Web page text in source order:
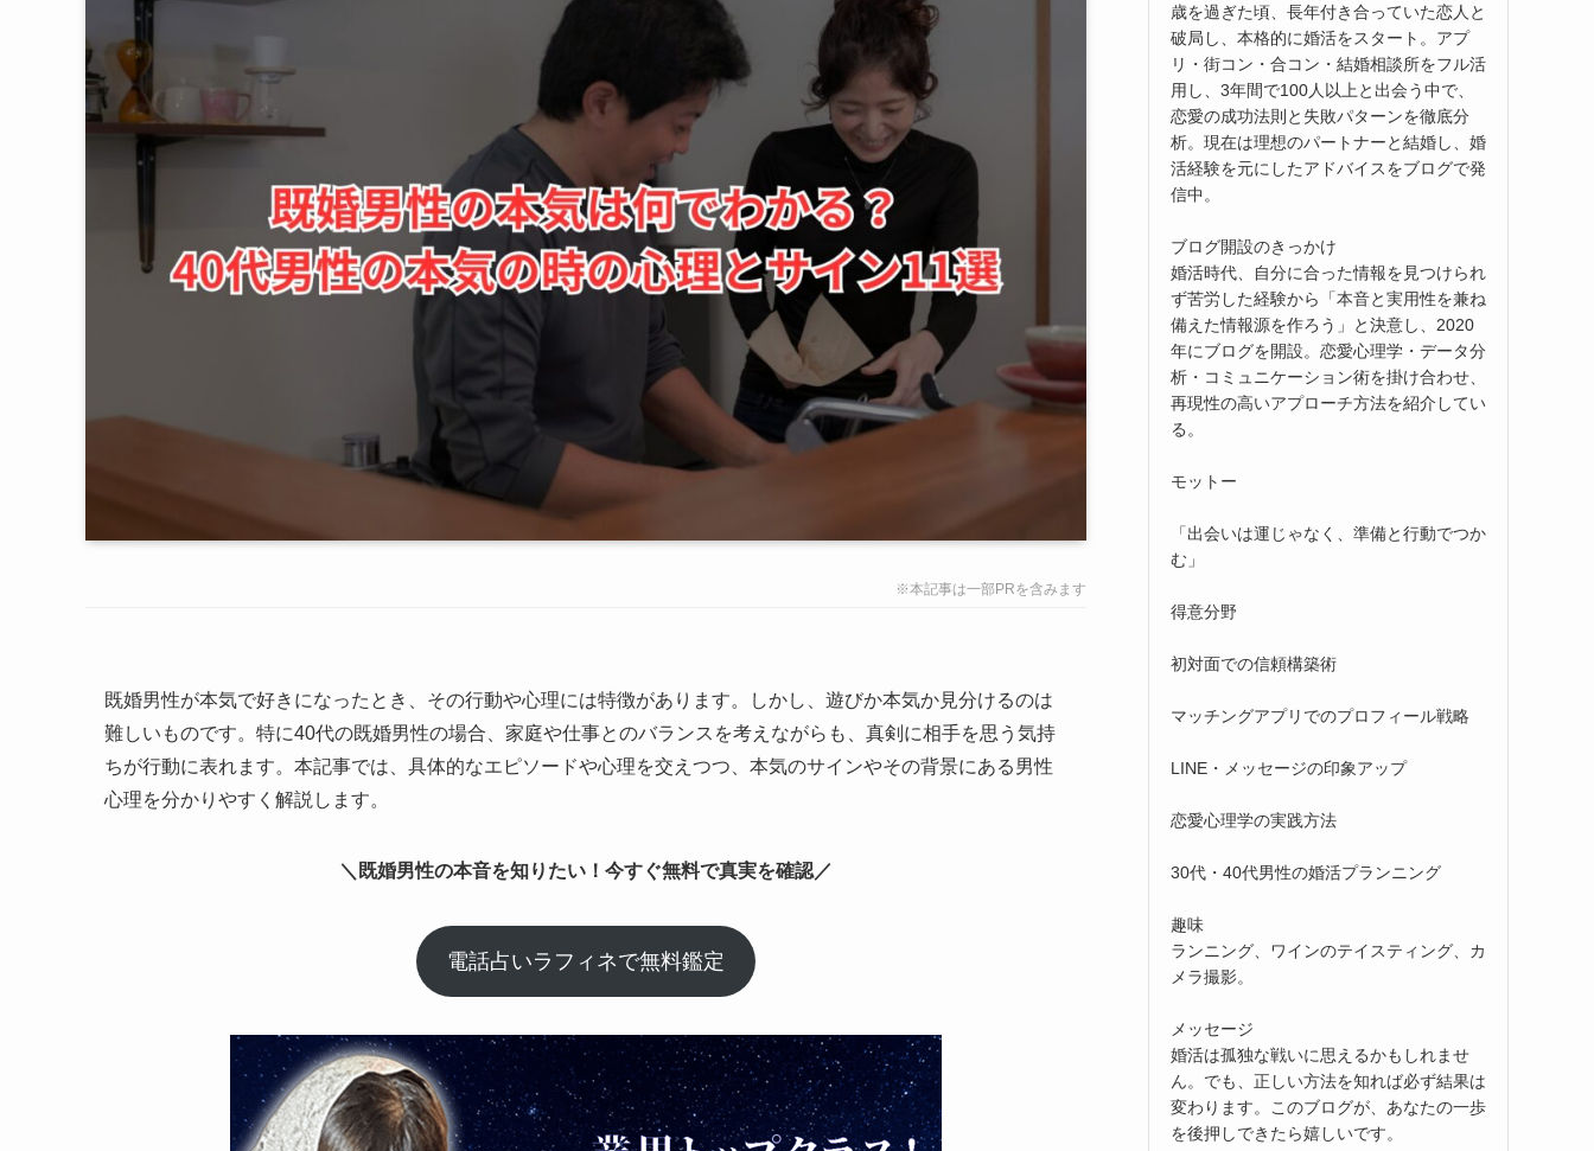
※本記事は一部PRを含みます
既婚男性が本気で好きになったとき、その行動や心理には特徴があります。しかし、遊びか本気か見分けるのは
難しいものです。特に40代の既婚男性の場合、家庭や仕事とのバランスを考えながらも、真剣に相手を思う気持
ちが行動に表れます。本記事では、具体的なエピソードや心理を交えつつ、本気のサインやその背景にある男性
心理を分かりやすく解説します。
＼既婚男性の本音を知りたい！今すぐ無料で真実を確認／
電話占いラフィネで無料鑑定
歳を過ぎた頃、長年付き合っていた恋人と
破局し、本格的に婚活をスタート。アプ
リ・街コン・合コン・結婚相談所をフル活
用し、3年間で100人以上と出会う中で、
恋愛の成功法則と失敗パターンを徹底分
析。現在は理想のパートナーと結婚し、婚
活経験を元にしたアドバイスをブログで発
信中。
ブログ開設のきっかけ
婚活時代、自分に合った情報を見つけられ
ず苦労した経験から「本音と実用性を兼ね
備えた情報源を作ろう」と決意し、2020
年にブログを開設。恋愛心理学・データ分
析・コミュニケーション術を掛け合わせ、
再現性の高いアプローチ方法を紹介してい
る。
モットー
「出会いは運じゃなく、準備と行動でつか
む」
得意分野
初対面での信頼構築術
マッチングアプリでのプロフィール戦略
LINE・メッセージの印象アップ
恋愛心理学の実践方法
30代・40代男性の婚活プランニング
趣味
ランニング、ワインのテイスティング、カ
メラ撮影。
メッセージ
婚活は孤独な戦いに思えるかもしれませ
ん。でも、正しい方法を知れば必ず結果は
変わります。このブログが、あなたの一歩
を後押しできたら嬉しいです。